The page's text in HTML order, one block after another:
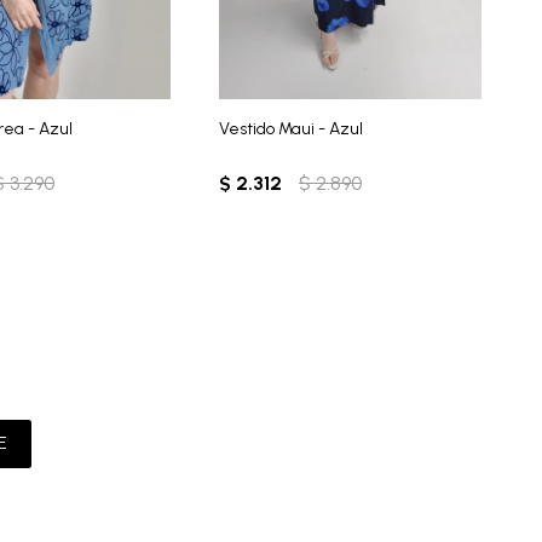
- Azul
3.290
Vestido Maui - Azul
$ 2.312 $ 2.890